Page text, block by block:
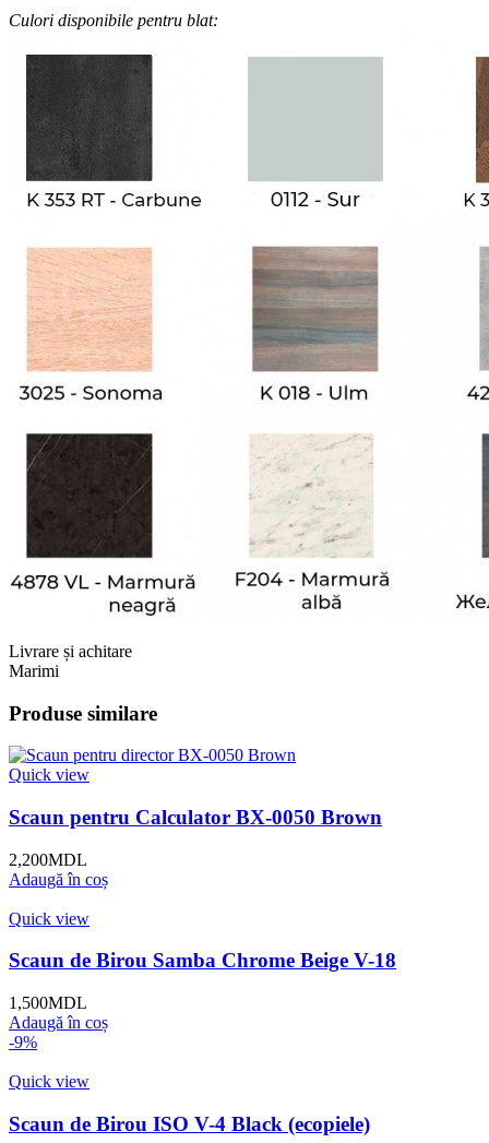
Culori disponibile pentru blat:
Livrare și achitare
Marimi
Produse similare
Quick view
Scaun pentru Calculator BX-0050 Brown
2,200MDL
Adaugă în coș
Quick view
Scaun de Birou Samba Chrome Beige V-18
1,500MDL
Adaugă în coș
-9%
Quick view
Scaun de Birou ISO V-4 Black (ecopiele)